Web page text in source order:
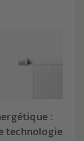
:
technologie